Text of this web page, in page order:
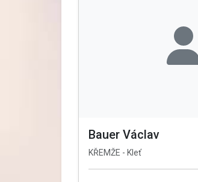
Bauer Václav
KŘEMŽE - Kleť